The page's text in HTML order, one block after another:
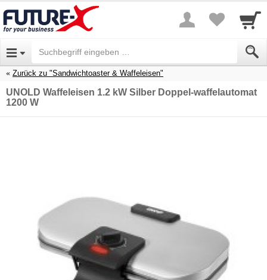
Zurück zu "Sandwichtoaster & Waffeleisen"
UNOLD Waffeleisen 1.2 kW Silber Doppel-waffelautomat
1200 W